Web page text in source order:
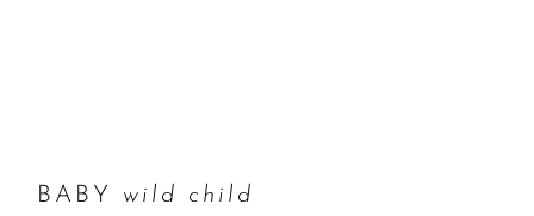
BABY wild child